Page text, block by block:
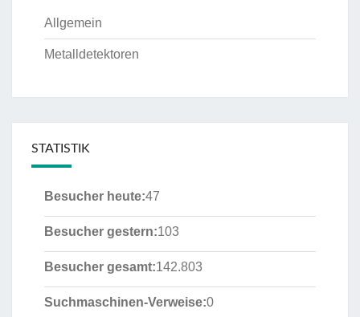
Allgemein
Metalldetektoren
STATISTIK
Besucher heute:47
Besucher gestern:103
Besucher gesamt:142.803
Suchmaschinen-Verweise:0